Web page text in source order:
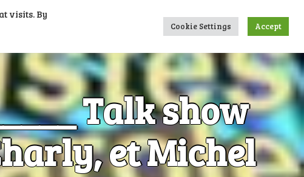
NUMERIQUES LIENS
Talk show
et Michel
visits. By
Cookie Settings Accept